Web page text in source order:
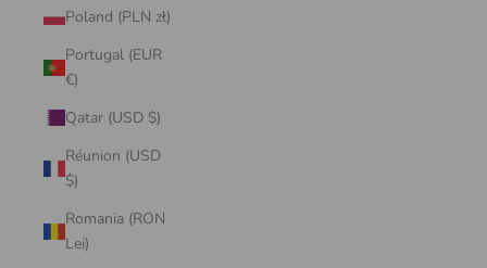
Poland (PLN zł)
Portugal (EUR
€)
Qatar (USD $)
Réunion (USD
$)
Romania (RON
Lei)